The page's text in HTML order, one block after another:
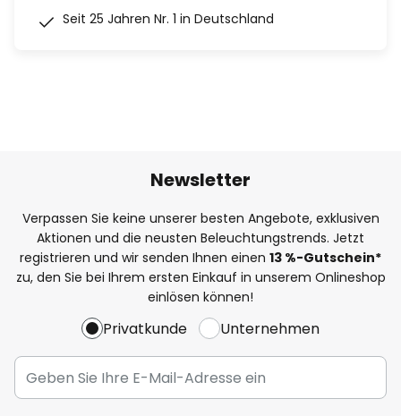
Seit 25 Jahren Nr. 1 in Deutschland
Newsletter
Verpassen Sie keine unserer besten Angebote, exklusiven
Aktionen und die neusten Beleuchtungstrends. Jetzt
registrieren und wir senden Ihnen einen 13 %-Gutschein*
zu, den Sie bei Ihrem ersten Einkauf in unserem Onlineshop
einlösen können!
Privatkunde Unternehmen